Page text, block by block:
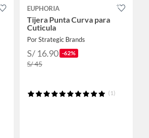
EUPHORIA
Tijera Punta Curva para
Cuticula
Por Strategic Brands
S/ 16.90 -62%
S/ 45
(1)